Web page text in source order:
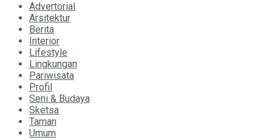
Advertorial
Arsitektur
Berita
Interior
Lifestyle
Lingkungan
Pariwisata
Profil
Seni & Budaya
Sketsa
Taman
Umum